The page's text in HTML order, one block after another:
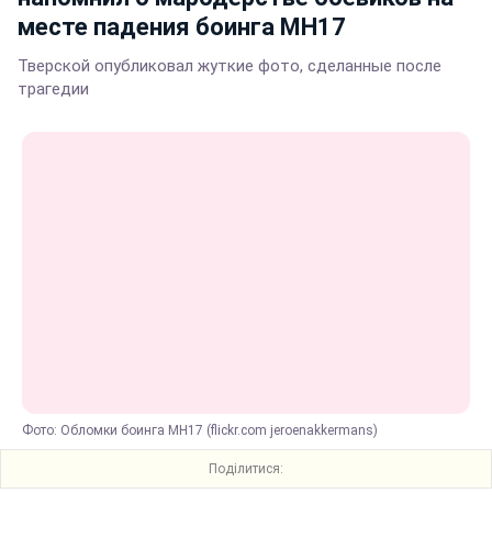
месте падения боинга MH17
Тверской опубликовал жуткие фото, сделанные после
трагедии
Фото: Обломки боинга MH17 (flickr.com jeroenakkermans)
Поділитися: